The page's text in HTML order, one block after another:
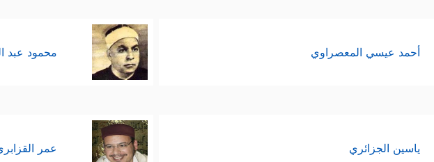
أحمد عيسي المعصراوي محمود عبد
ياسين الجزائري عمر